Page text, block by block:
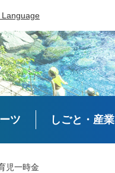
Language
ツ しごと・産業
児一時金